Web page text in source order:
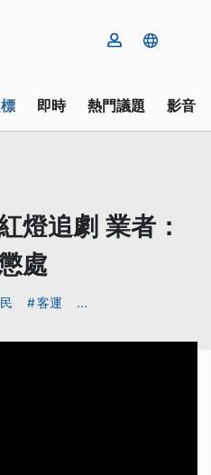
即時 熱門議題 影音
燈追劇 業者：
處
客運 ...